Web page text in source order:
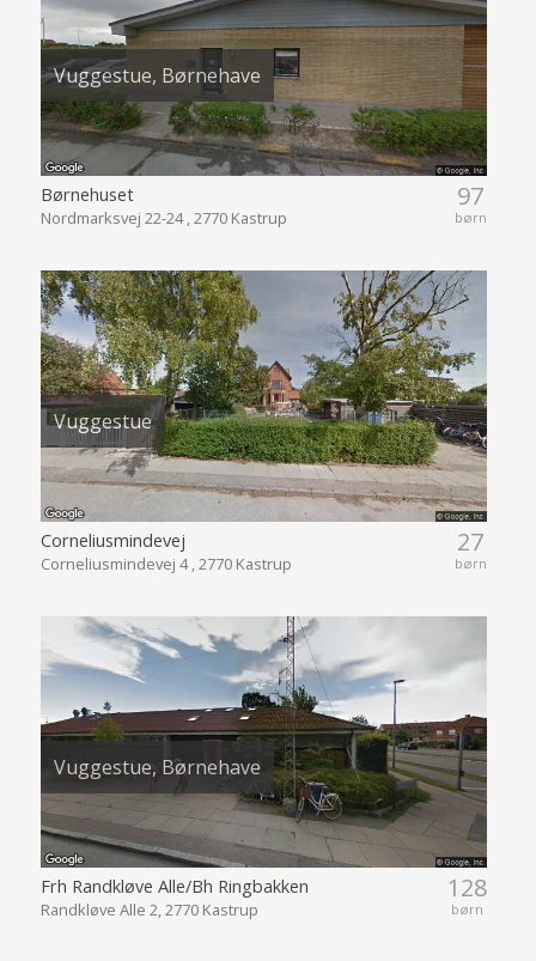
Vuggestue, Børnehave
97
børn
Børnehuset
Nordmarksvej 22-24 , 2770 Kastrup
Vuggestue
27
børn
Corneliusmindevej
Corneliusmindevej 4 , 2770 Kastrup
Vuggestue, Børnehave
128
børn
Frh Randkløve Alle/Bh Ringbakken
Randkløve Alle 2, 2770 Kastrup